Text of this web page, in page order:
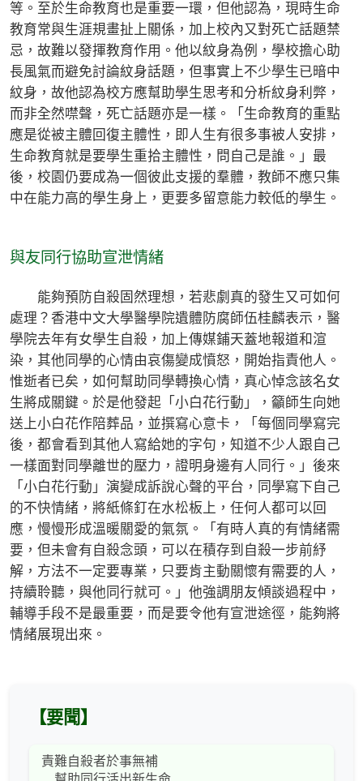
等。至於生命教育也是重要一環，但他認為，現時生命
教育常與生涯規畫扯上關係，加上校內又對死亡話題禁
忌，故難以發揮教育作用。他以紋身為例，學校擔心助
長風氣而避免討論紋身話題，但事實上不少學生已暗中
紋身，故他認為校方應幫助學生思考和分析紋身利弊，
而非全然噤聲，死亡話題亦是一樣。「生命教育的重點
應是從被主體回復主體性，即人生有很多事被人安排，
生命教育就是要學生重拾主體性，問自己是誰。」最
後，校園仍要成為一個彼此支援的羣體，教師不應只集
中在能力高的學生身上，更要多留意能力較低的學生。
與友同行協助宣泄情緒
能夠預防自殺固然理想，若悲劇真的發生又可如何
處理？香港中文大學醫學院遺體防腐師伍桂麟表示，醫
學院去年有女學生自殺，加上傳媒鋪天蓋地報道和渲
染，其他同學的心情由哀傷變成憤怒，開始指責他人。
惟逝者已矣，如何幫助同學轉換心情，真心悼念該名女
生將成關鍵。於是他發起「小白花行動」，籲師生向她
送上小白花作陪葬品，並撰寫心意卡，「每個同學寫完
後，都會看到其他人寫給她的字句，知道不少人跟自己
一樣面對同學離世的壓力，證明身邊有人同行。」後來
「小白花行動」演變成訴說心聲的平台，同學寫下自己
的不快情緒，將紙條釘在水松板上，任何人都可以回
應，慢慢形成溫暖關愛的氣氛。「有時人真的有情緒需
要，但未會有自殺念頭，可以在積存到自殺一步前紓
解，方法不一定要專業，只要肯主動關懷有需要的人，
持續聆聽，與他同行就可。」他強調朋友傾談過程中，
輔導手段不是最重要，而是要令他有宣泄途徑，能夠將
情緒展現出來。
【要聞】
責難自殺者於事無補